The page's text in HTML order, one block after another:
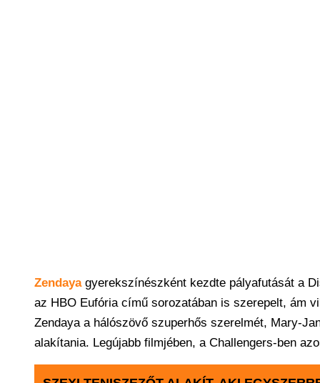
Zendayagyerekszínészként kezdte pályafutását a
az HBO Eufória című sorozatában is szerepelt, ám
Zendaya a hálószövő szuperhős szerelmét, Mary-
alakítania. Legújabb filmjében, a Challengers-ben